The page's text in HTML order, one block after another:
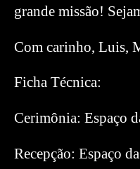
grande missão!
Com carinho, Luis,
Ficha Técnica:
Cerimônia: Espaço
Recepção: Espaço